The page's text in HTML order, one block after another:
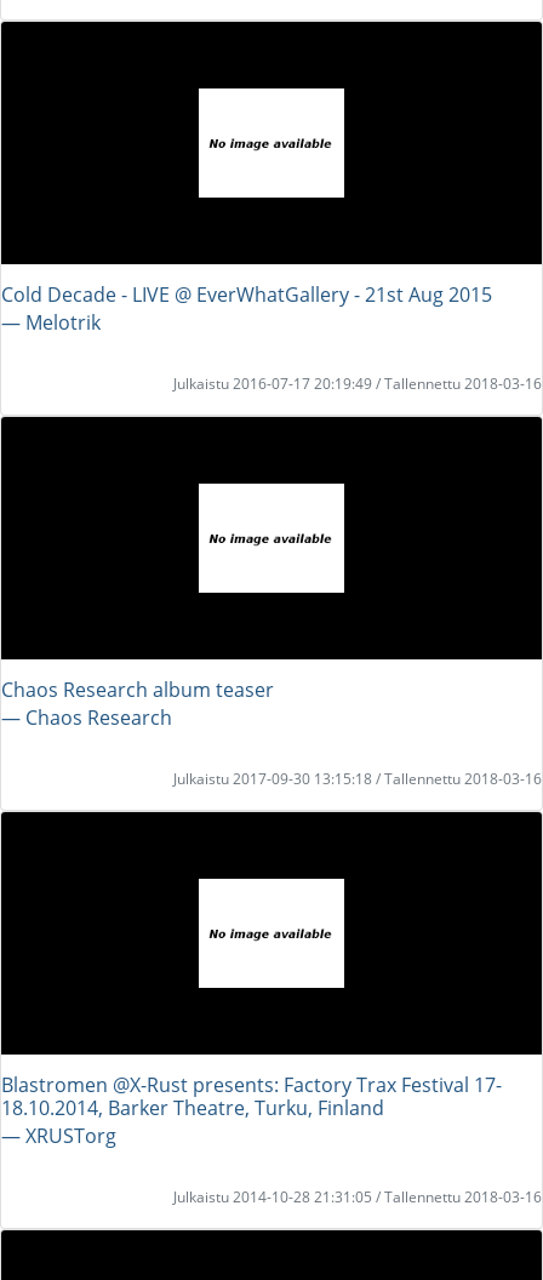
Cold Decade - LIVE @ EverWhatGallery - 21st Aug 2015
― Melotrik
Julkaistu 2016-07-17 20:19:49 / Tallennettu 2018-03-16
Chaos Research album teaser
― Chaos Research
Julkaistu 2017-09-30 13:15:18 / Tallennettu 2018-03-16
Blastromen @X-Rust presents: Factory Trax Festival 17-
18.10.2014, Barker Theatre, Turku, Finland
― XRUSTorg
Julkaistu 2014-10-28 21:31:05 / Tallennettu 2018-03-16